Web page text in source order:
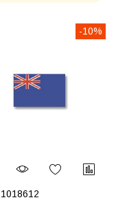
-10%
1018612